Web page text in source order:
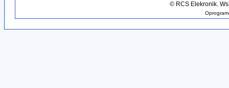
©RCS Elekronik.